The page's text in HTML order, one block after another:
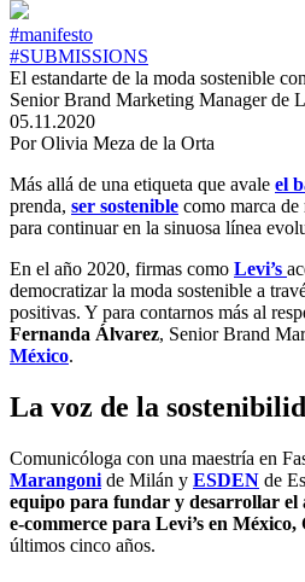
#manifesto
#SUBMISSIONS
El estandarte de la moda sostenible
Senior Brand Marketing Manager de
05.11.2020
Por Olivia Meza de la Orta
Más allá de una etiqueta que avale el
prenda, ser sostenible como marca de
para continuar en la sinuosa línea
En el año 2020, firmas como Levi’s
democratizar la moda sostenible a
positivas. Y para contarnos más al
Fernanda Álvarez, Senior Brand
México.
La voz de la
Comunicóloga con una maestría en
Marangoni de Milán y ESDEN de
equipo para fundar y desarrollar
e-commerce para Levi’s en
últimos cinco años.